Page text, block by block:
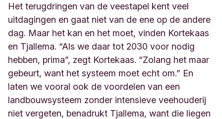
Het terugdringen van de veestapel kent veel
uitdagingen en gaat niet van de ene op de andere
dag. Maar het kan en het moet, vinden Kortekaas
en Tjallema. “Als we daar tot 2030 voor nodig
hebben, prima”, zegt Kortekaas. “Zolang het maar
gebeurt, want het systeem moet echt om.” En
laten we vooral ook de voordelen van een
landbouwsysteem zonder intensieve veehouderij
niet vergeten, benadrukt Tjallema, want die liegen